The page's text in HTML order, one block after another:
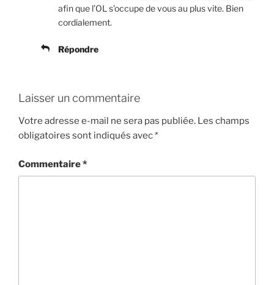
afin que l’OL s’occupe de vous au plus vite. Bien
cordialement.
Répondre
Laisser un commentaire
Votre adresse e-mail ne sera pas publiée. Les champs
obligatoires sont indiqués avec*
Commentaire*